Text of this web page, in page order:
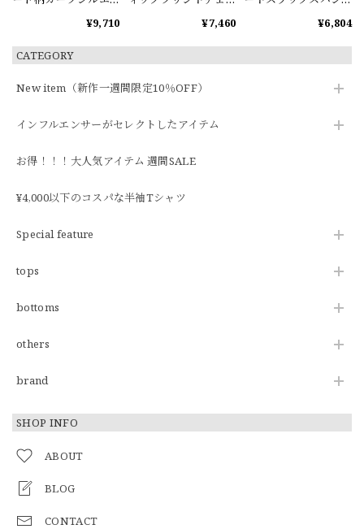
CATEGORY
New item（新作一週間限定10％OFF）
インフルエンサーがセレクトしたアイテム
お得！！！大人気アイテム 週間SALE
¥4,000以下のコスパな半袖Tシャツ
Special feature
tops
bottoms
others
brand
SHOP INFO
ABOUT
BLOG
CONTACT
¥9,710 ¥7,460 ¥6,804